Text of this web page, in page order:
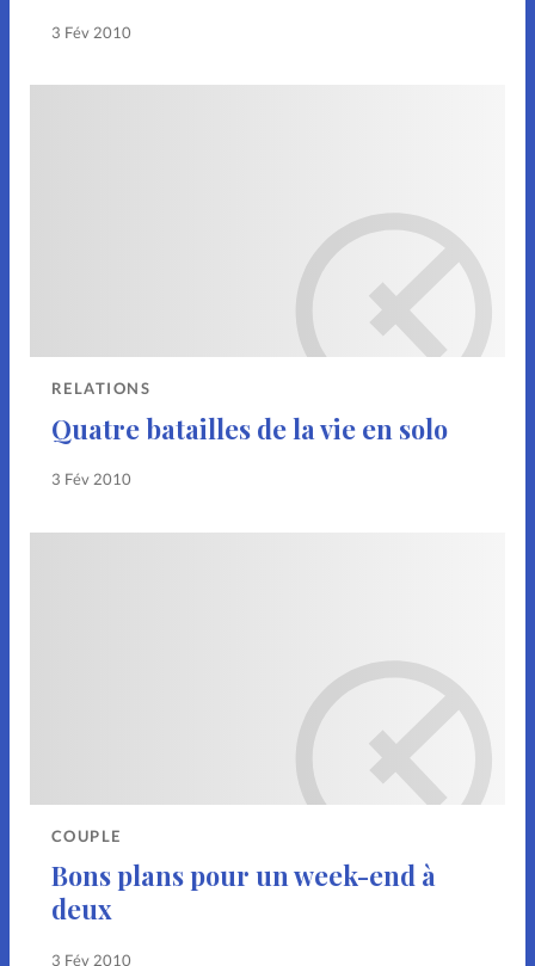
3 Fév 2010
RELATIONS
Quatre batailles de la vie en solo
3 Fév 2010
COUPLE
Bons plans pour un week-end à
deux
3 Fév 2010